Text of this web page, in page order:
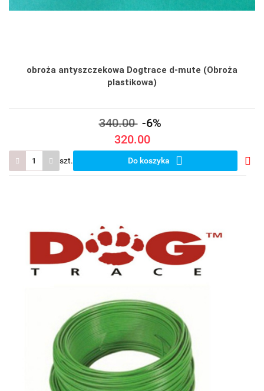
obroża antyszczekowa Dogtrace d-mute (Obroża
plastikowa)
340.00 -6%
320.00
szt. Do koszyka